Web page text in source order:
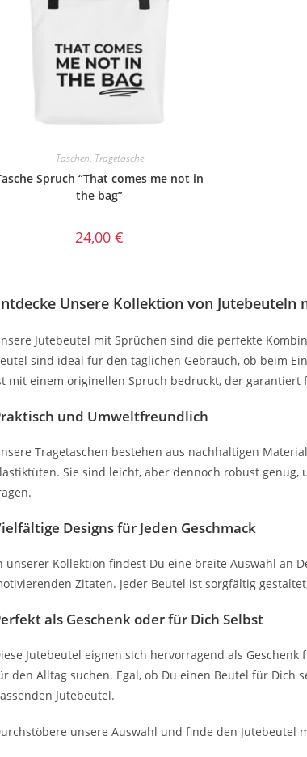
Taschen, Tragetasche
Spruch “That comes me not in
the bag”
24,00€
Unsere Kollektion von Jutebeuteln
Jutebeutel mit Sprüchen sind die perfekte
sind ideal für den täglichen Gebrauch, ob beim
mit einem originellen Spruch bedruckt, der
und Umweltfreundlich
Tragetaschen bestehen aus nachhaltigen
Sie sind leicht, aber dennoch robust
Designs für Jeden Geschmack
unserer Kollektion findest Du eine breite Auswahl an
Zitaten. Jeder Beutel ist sorgfältig
als Geschenk oder für Dich Selbst
Jutebeutel eignen sich hervorragend als
den Alltag suchen. Egal, ob Du einen Beutel für Dich
Jutebeutel.
unsere Auswahl und finde den Jutebeutel